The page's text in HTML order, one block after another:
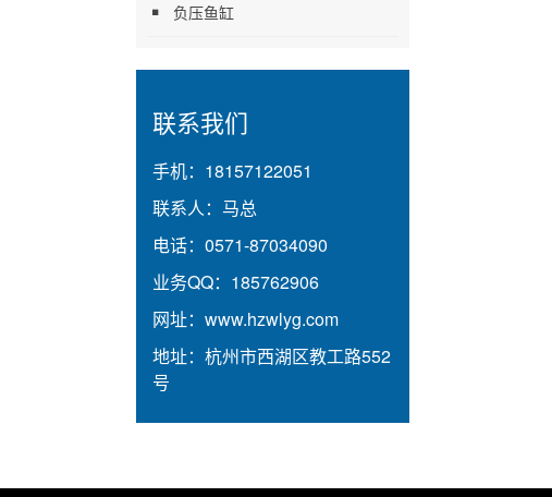
负压鱼缸
联系我们
手机： 18157122051
联系人： 马总
电话： 0571-87034090
业务QQ： 185762906
网址： www.hzwlyg.com
地址： 杭州市西湖区教工路552
号